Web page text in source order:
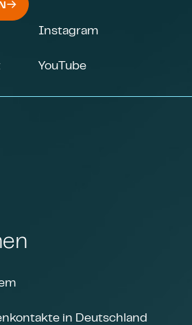
Instagram
YouTube
in Deutschland